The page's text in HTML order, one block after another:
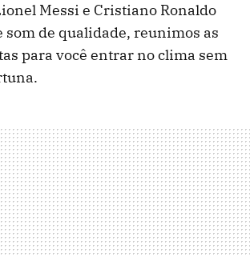
Messi e Cristiano Ronaldo
som de qualidade, reunimos as
para você entrar no clima sem